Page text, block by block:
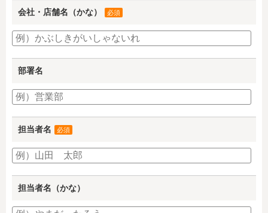
会社・店舗名（かな） 必須
部署名
担当者名 必須
担当者名（かな）